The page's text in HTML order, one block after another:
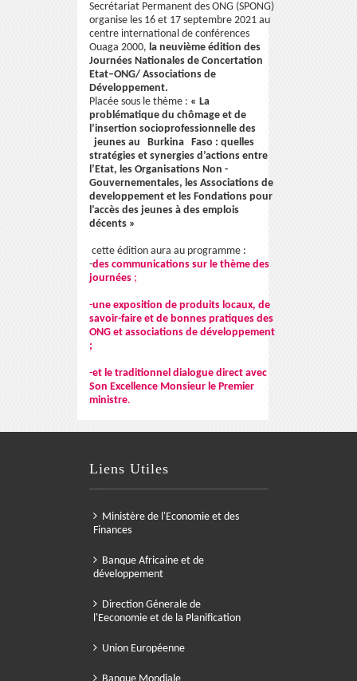
Secrétariat Permanent des ONG (SPONG)
organise les 16 et 17 septembre 2021 au
centre international de conférences
Ouaga 2000, la neuvième édition des
Journées Nationales de Concertation
Etat–ONG/ Associations de
Développement.
Placée sous le thème : « La
problématique du chômage et de
l’insertion socioprofessionnelle des
jeunes au Burkina Faso : quelles
stratégies et synergies d’actions entre
l’Etat, les Organisations Non -
Gouvernementales, les Associations de
developpement et les Fondations pour
l’accès des jeunes à des emplois
décents »
cette édition aura au programme :
-des communications sur le thème des
journées;
-une exposition de produits locaux, de
savoir-faire et de bonnes pratiques des
ONG et associations de développement
;
-et le traditionnel dialogue direct avec
Son Excellence Monsieur le Premier
ministre.
Liens Utiles
Ministère de l'Economie et des
Finances
Banque Africaine et de
développement
Direction Génerale de
l'Eeconomie et de la Planification
Union Européenne